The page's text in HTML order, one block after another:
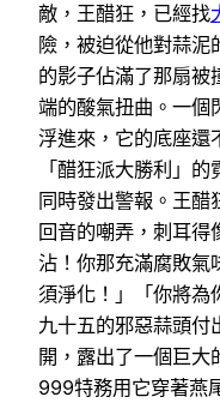
敵，王醋狂，已經找
險，被迫從他對蒜泥
的影子佔滿了那扇被
端的酸氣扭曲。一個
浮進來，它的底座還
「醋狂派大勝利」
同時發出警報。王醋
回音的嘲弄，刺耳得
沾！你那充滿腐敗氣
須淨化！」「你將為
九十五的邪惡蒜頭付
開，露出了一個巨大
999特務用它穿著燕